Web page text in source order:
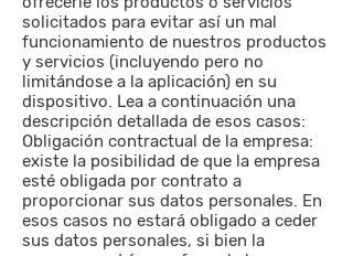
solicitados para evitar así un mal
funcionamiento de nuestros productos
y servicios (incluyendo pero no
limitándose a la aplicación) en su
dispositivo. Lea a continuación una
descripción detallada de esos casos:
Obligación contractual de la empresa:
existe la posibilidad de que la empresa
esté obligada por contrato a
proporcionar sus datos personales. En
esos casos no estará obligado a ceder
sus datos personales, si bien la